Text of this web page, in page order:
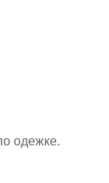
одежке.